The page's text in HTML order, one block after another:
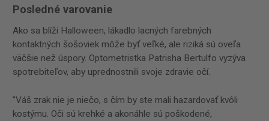
Posledné varovanie
Ako sa blíži Halloween, lákadlo lacných farebných
kontaktných šošoviek môže byť veľké, ale riziká sú oveľa
väčšie než úspory. Optometristka Patrisha Bertulfo vyzýva
spotrebiteľov, aby uprednostnili svoje zdravie očí.
"Váš zrak nie je niečo, s čím by ste mali hazardovať kvôli
kostýmu. Oči sú krehké a akonáhle sú poškodené,